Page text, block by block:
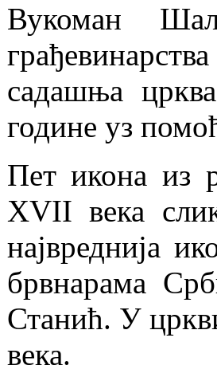
Вукоман
садашња
године уз
Пет икона из
XVII века
највреднија
брвнарама
Станић. У
века.